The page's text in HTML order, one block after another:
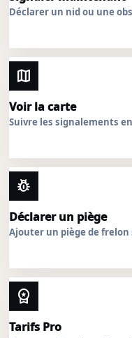
Déclarer un nid ou une
map
Voir la carte
Suivre les signalements
pest_control
Déclarer un piège
Ajouter un piège de frelon
workspace_premium
Tarifs Pro